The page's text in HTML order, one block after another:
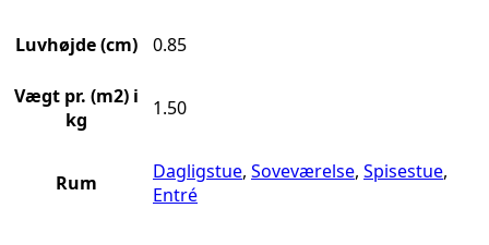
Luvhøjde (cm) 0.85
Vægt pr. (m2) i
kg
1.50
Rum Dagligstue, Soveværelse, Spisestue,
Entré